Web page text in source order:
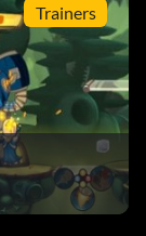
Trainers